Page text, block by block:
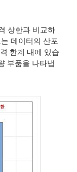
상한과 비교하
데이터의 산포
한계 내에 있습
부품을 나타냅